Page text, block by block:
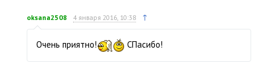
oksana2508 4 января 2016, 10:38 ↑
Очень приятно! СПасибо!